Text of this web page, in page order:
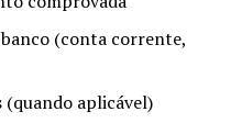
(conta corrente,
(quando aplicável)